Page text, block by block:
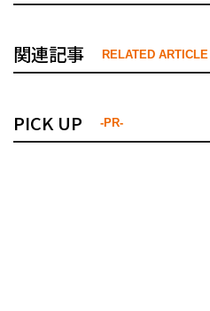
関連記事 RELATED ARTICLE
PICK UP -PR-